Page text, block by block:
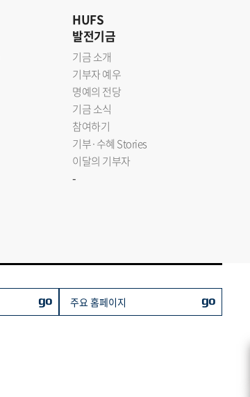
HUFS
발전기금
기금 소개
기부자 예우
명예의 전당
기금 소식
참여하기
기부·수혜 Stories
이달의 기부자
-
go 주요 홈페이지 go